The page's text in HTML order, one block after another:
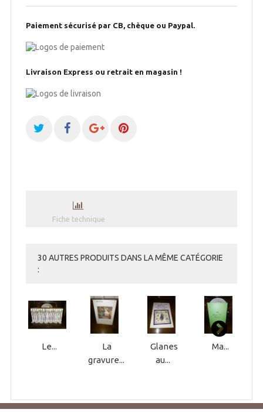
Paiement sécurisé par CB, chèque ou Paypal.
Livraison Express ou retrait en magasin !
Fiche technique
30 AUTRES PRODUITS DANS LA MÊME CATÉGORIE
:
Le...
La
gravure...
Glanes
au...
Ma...